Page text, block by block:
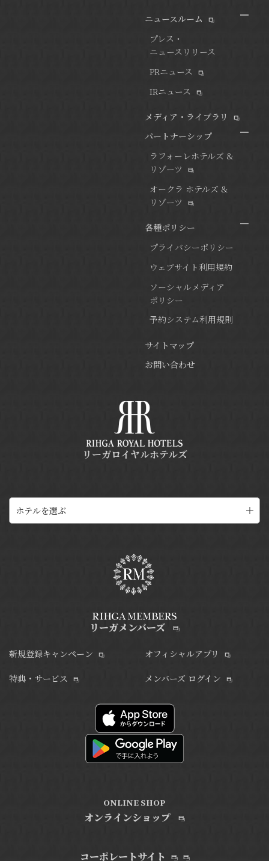
ニュースルーム
プレス・
ニュースリリース
PRニュース
IRニュース
メディア・ライブラリ
パートナーシップ
ラフォーレホテルズ &
リゾーツ
オークラ ホテルズ &
リゾーツ
各種ポリシー
プライバシーポリシー
ウェブサイト利用規約
ソーシャルメディア
ポリシー
予約システム利用規則
サイトマップ
お問い合わせ
リーガロイヤルホテルズ
ホテルを選ぶ
リーガメンバーズ
新規登録キャンペーン
特典・サービス
オフィシャルアプリ
メンバーズ ログイン
ONLINE SHOP
オンラインショップ
コーポレートサイト